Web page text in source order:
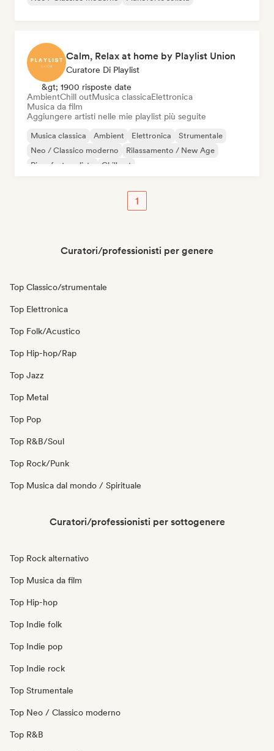
Calm, Relax at home by Playlist Union
Curatore Di Playlist
&gt; 1900 risposte date
AmbientChill outMusica classicaElettronica
Musica da film
Aggiungere artisti nelle mie playlist più seguite
Musica classica Ambient Elettronica
Strumentale
Neo / Classico moderno
Rilassamento / New Age
Pianoforte solista
Chill out
1
Curatori/professionisti per genere
Top Classico/strumentale
Top Elettronica
Top Folk/Acustico
Top Hip-hop/Rap
Top Jazz
Top Metal
Top Pop
Top R&B/Soul
Top Rock/Punk
Top Musica dal mondo / Spirituale
Curatori/professionisti per sottogenere
Top Rock alternativo
Top Musica da film
Top Hip-hop
Top Indie folk
Top Indie pop
Top Indie rock
Top Strumentale
Top Neo / Classico moderno
Top R&B